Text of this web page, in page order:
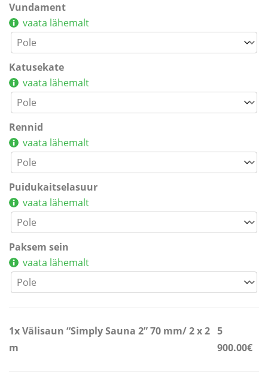
Vundament
vaata lähemalt
Katusekate
vaata lähemalt
Rennid
vaata lähemalt
Puidukaitselasuur
vaata lähemalt
Paksem sein
vaata lähemalt
1xVälisaun “Simply Sauna 2” 70 mm/ 2 x 2
m
5
900.00€